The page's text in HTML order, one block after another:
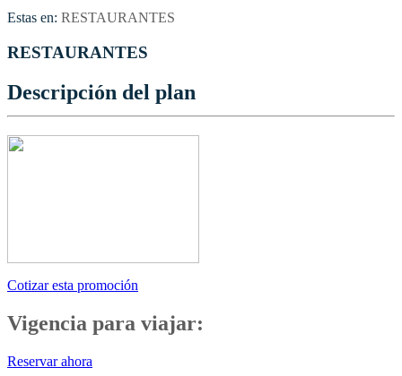
Estas en: RESTAURANTES
RESTAURANTES
Descripción del plan
Cotizar esta promoción
Vigencia para viajar:
Reservar ahora